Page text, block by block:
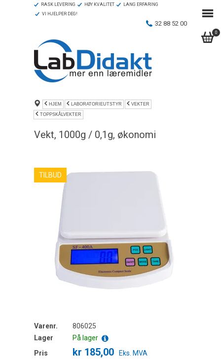
0
RASK LEVERING HØY KVALITET
LANG ERFARING
VI HJELPER DEG!
32 88 52 00
HJEM LABORATORIEUTSTYR VEKTER
TOPPSKÅLVEKTER
Vekt, 1000g / 0,1g, økonomi
TILBUD
Varenr.
806025
Lager
På lager
Pris
kr 185,00
Eks. MVA